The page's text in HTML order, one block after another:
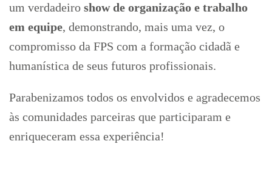
um verdadeiro show de organização e trabalho
em equipe, demonstrando, mais uma vez, o
compromisso da FPS com a formação cidadã e
humanística de seus futuros profissionais.
Parabenizamos todos os envolvidos e agradecemos
às comunidades parceiras que participaram e
enriqueceram essa experiência!